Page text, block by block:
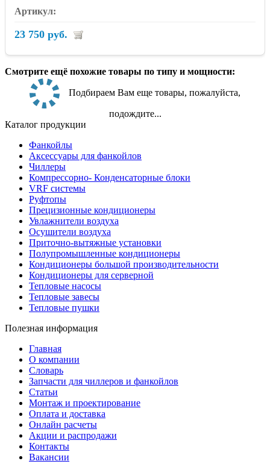
23 750 руб.
Смотрите ещё похожие товары по типу и мощности:
Подбираем Вам еще товары, пожалуйста,
подождите...
Каталог продукции
Фанкойлы
Аксессуары для фанкойлов
Чиллеры
Компрессорно- Конденсаторные блоки
VRF системы
Руфтопы
Прецизионные кондиционеры
Увлажнители воздуха
Осушители воздуха
Приточно-вытяжные установки
Полупромышленные кондиционеры
Кондиционеры большой производительности
Кондиционеры для серверной
Тепловые насосы
Тепловые завесы
Тепловые пушки
Полезная информация
Главная
О компании
Словарь
Запчасти для чиллеров и фанкойлов
Статьи
Монтаж и проектирование
Оплата и доставка
Онлайн расчеты
Акции и распродажи
Контакты
Вакансии